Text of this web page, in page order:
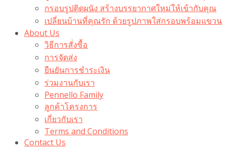
กรอบรูปติดผนัง สร้างบรรยากาศใหม่ให้เข้ากับคุณ
เปลี่ยนบ้านที่คุณรัก ด้วยรูปภาพใส่กรอบพร้อมแขวน​
About Us
วิธีการสั่งซื้อ
การจัดส่ง
ยืนยันการชำระเงิน
ร่วมงานกับเรา
Pennello Family
ลูกค้าโครงการ
เกี่ยวกับเรา
Terms and Conditions
Contact Us